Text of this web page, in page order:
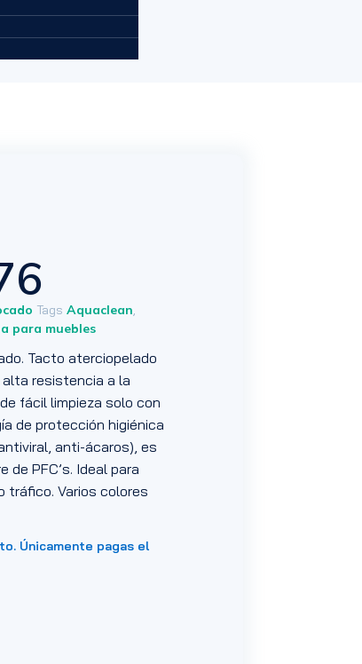
Tags Aquaclean,
para muebles
Tacto aterciopelado
alta resistencia a la
fácil limpieza solo con
de protección higiénica
anti-ácaros), es
PFC’s. Ideal para
tráfico. Varios colores
Únicamente pagas el